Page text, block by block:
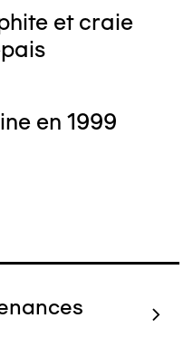
et craie
en 1999